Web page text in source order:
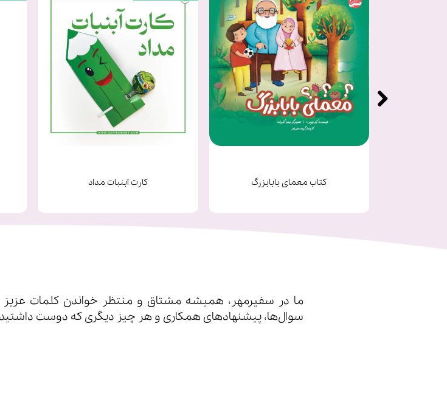
کارت آبنبات مداد کتاب معمای بابابزرگ
ما در سفیرمهر، همیشه مشتاق و منتظر خواندن کلمات عزیز
سوال‌ها، پیشنهادهای همکاری‌ و هر چیز دیگری که دوست